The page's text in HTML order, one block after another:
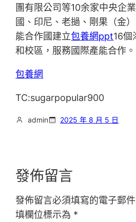
團有限公司等10余家中央企
國、印尼、老撾、剛果（金
能合作國建立包養網ppt16個
和校區，服務國際產能合作。
包養網
TC:sugarpopular900
admin 2025 年 8 月 5 日
發佈留言
發佈留言必須填寫的電子郵
填欄位標示為 *